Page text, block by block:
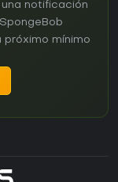
notificación
próximo mínimo